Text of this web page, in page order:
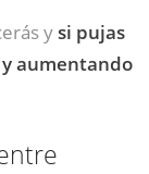
ysi pujas
aumentando